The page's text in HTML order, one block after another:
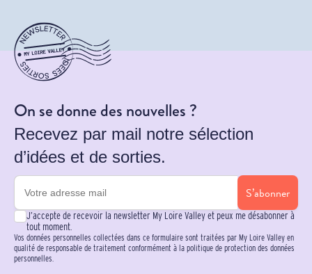
On se donne des nouvelles ?
Recevez par mail notre sélection
d’idées et de sorties.
S’abonner
J’accepte de recevoir la newsletter My Loire Valley et peux me désabonner à
tout moment.
Vos données personnelles collectées dans ce formulaire sont traitées par My Loire Valley en
qualité de responsable de traitement conformément à la politique de protection des données
personnelles.